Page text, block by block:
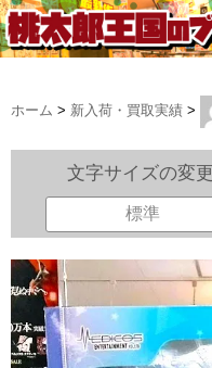
ホーム > 新入荷・買取実績 >
文字サイズの変更
標準